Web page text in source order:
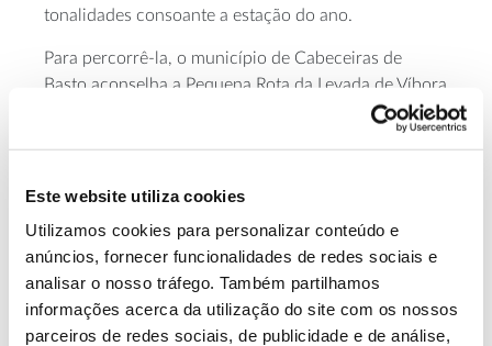
Este website utiliza cookies
Utilizamos cookies para personalizar conteúdo e
anúncios, fornecer funcionalidades de redes sociais e
analisar o nosso tráfego. Também partilhamos
informações acerca da utilização do site com os nossos
parceiros de redes sociais, de publicidade e de análise,
tonalidades consoante a estação do ano.
Para percorrê-la, o município de Cabeceiras de
Basto aconselha a Pequena Rota da Levada de Víbora
), um trilho circular com cerca de 10
quilómetros (nível de dificuldade médio-alto), que
freguesia de Abadim. O caminho passa por paisagens
Área de Lazer de Víbora
uma merecida paragem ou mesmo a um piquenique.